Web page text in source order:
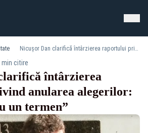
Nicușor Dan clarifică întârzierea raportului privind anularea alegerilor: „N-o să vă dau un termen”
min citire
întârzierea
anularea alegerilor:
un termen”